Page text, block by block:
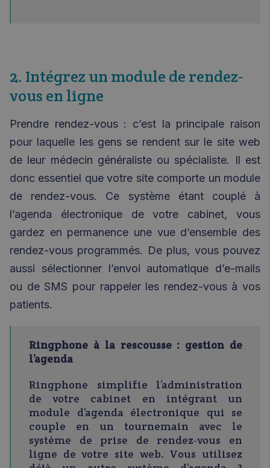
2. Intégrez un module de rendez-
vous en ligne
Prendre rendez-vous : c’est la principale raison
pour laquelle les gens se rendent sur le site web
de leur médecin généraliste ou spécialiste. Il est
donc essentiel que votre site comporte un module
de rendez-vous. Ce système étant couplé à
l’agenda électronique de votre cabinet, vous
gardez en permanence une vue d’ensemble des
rendez-vous programmés. De plus, vous pouvez
aussi sélectionner l’envoi automatique d’e-mails
ou de SMS pour rappeler les rendez-vous à vos
patients.
Ringphone à la rescousse : gestion de
l’agenda
Ringphone simplifie l’administration
de votre cabinet en intégrant un
module d’agenda électronique qui se
couple en un tournemain avec le
système de prise de rendez-vous en
ligne de votre site web. Vous utilisez